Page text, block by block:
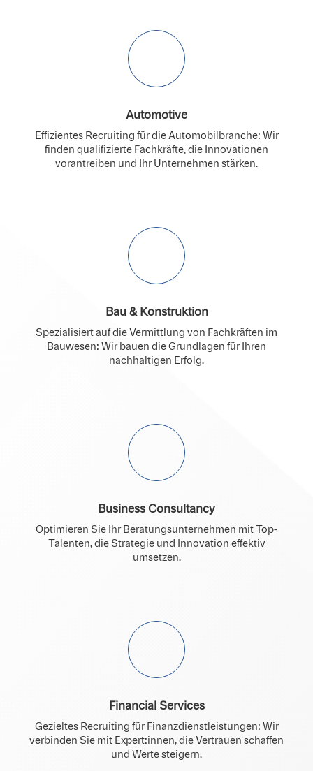
Automotive
Effizientes Recruiting für die Automobilbranche: Wir
finden qualifizierte Fachkräfte, die Innovationen
vorantreiben und Ihr Unternehmen stärken.
Bau & Konstruktion
Spezialisiert auf die Vermittlung von Fachkräften im
Bauwesen: Wir bauen die Grundlagen für Ihren
nachhaltigen Erfolg.
Business Consultancy
Optimieren Sie Ihr Beratungsunternehmen mit Top-
Talenten, die Strategie und Innovation effektiv
umsetzen.
Financial Services
Gezieltes Recruiting für Finanzdienstleistungen: Wir
verbinden Sie mit Expert:innen, die Vertrauen schaffen
und Werte steigern.